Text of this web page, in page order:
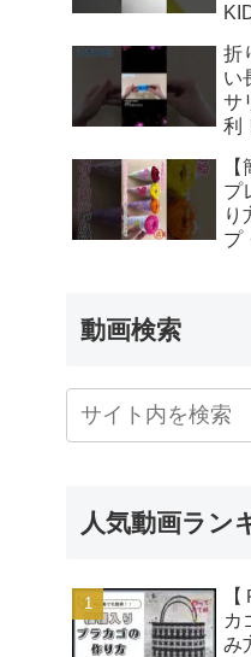
折
い
サ
利
こ
プ
り
プ
動画検索
人気動画ラン
カ
み